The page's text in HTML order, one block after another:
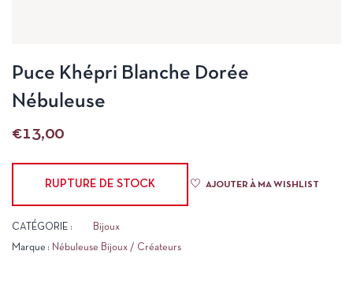
Puce Khépri Blanche Dorée
Nébuleuse
€13,00
RUPTURE DE STOCK AJOUTER À MA WISHLIST
CATÉGORIE : Bijoux
Marque : Nébuleuse Bijoux / Créateurs